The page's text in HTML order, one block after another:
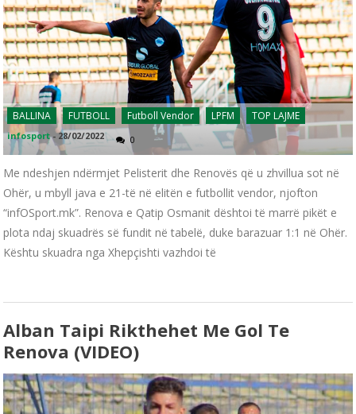
BALLINA FUTBOLL Futboll Vendor LPFM TOP LAJME
infosport -28/02/2022 0
Me ndeshjen ndërmjet Pelisterit dhe Renovës që u zhvillua sot në
Ohër, u mbyll java e 21-të në elitën e futbollit vendor, njofton
“infOSport.mk”. Renova e Qatip Osmanit dështoi të marrë pikët e
plota ndaj skuadrës së fundit në tabelë, duke barazuar 1:1 në Ohër.
Kështu skuadra nga Xhepçishti vazhdoi të
Alban Taipi Rikthehet Me Gol Te
Renova (VIDEO)